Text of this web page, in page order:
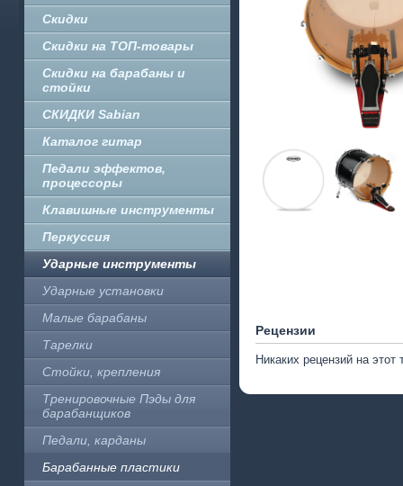
Скидки
Скидки на ТОП-товары
Скидки на барабаны и
стойки
СКИДКИ Sabian
Каталог гитар
Педали эффектов,
процессоры
Клавишные инструменты
Перкуссия
Ударные инструменты
Ударные установки
Малые барабаны
Тарелки
Стойки, крепления
Тренировочные Пэды для
барабанщиков
Педали, карданы
Барабанные пластики
Рецензии
Никаких рецензий на этот